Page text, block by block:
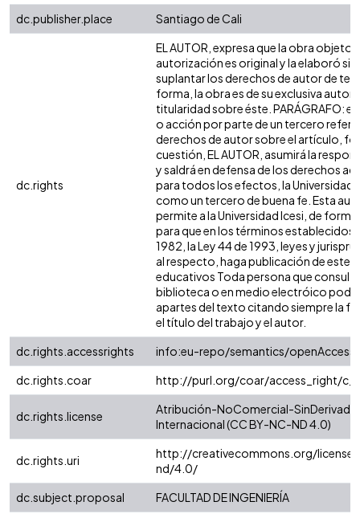
dc.publisher.place
Santiago de Cali
dc.rights
EL AUTOR, expresa que la obra objeto
autorización es original y la elaboró
suplantar los derechos de autor de
forma, la obra es de su exclusiva
titularidad sobre éste. PARÁGRAFO:
o acción por parte de un tercero
derechos de autor sobre el artículo,
cuestión, EL AUTOR, asumirá la
y saldrá en defensa de los derechos
para todos los efectos, la Universidad
como un tercero de buena fe. Esta
permite a la Universidad Icesi, de
para que en los términos establecidos
1982, la Ley 44 de 1993, leyes y
al respecto, haga publicación de este
educativos Toda persona que consulte
biblioteca o en medio electróico
apartes del texto citando siempre la
el título del trabajo y el autor.
dc.rights.accessrights
info:eu-repo/semantics/openAccess
dc.rights.coar
http://purl.org/coar/access_right/
dc.rights.license
Atribución-NoComercial-
Internacional (CC BY-NC-ND 4.0)
dc.rights.uri
http://creativecommons.org/
nd/4.0/
dc.subject.proposal
FACULTAD DE INGENIERÍA